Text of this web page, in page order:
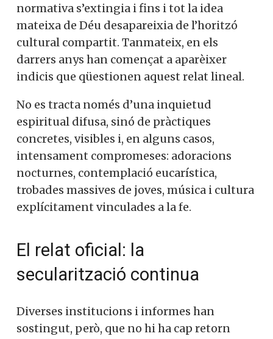
normativa s’extingia i fins i tot la idea
mateixa de Déu desapareixia de l’horitzó
cultural compartit. Tanmateix, en els
darrers anys han començat a aparèixer
indicis que qüestionen aquest relat lineal.
No es tracta només d’una inquietud
espiritual difusa, sinó de pràctiques
concretes, visibles i, en alguns casos,
intensament compromeses: adoracions
nocturnes, contemplació eucarística,
trobades massives de joves, música i cultura
explícitament vinculades a la fe.
El relat oficial: la
secularització continua
Diverses institucions i informes han
sostingut, però, que no hi ha cap retorn